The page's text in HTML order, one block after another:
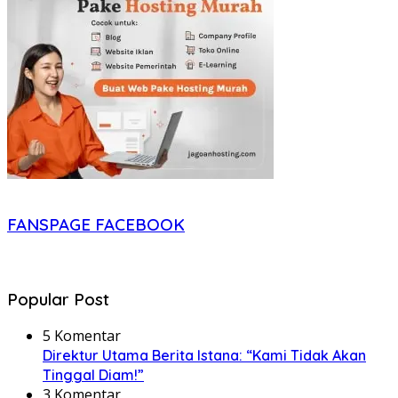
FANSPAGE FACEBOOK
Popular Post
5 Komentar
Direktur Utama Berita Istana: “Kami Tidak Akan
Tinggal Diam!”